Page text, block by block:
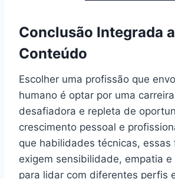
Conclusão Integrada
Conteúdo
Escolher uma profissão que
humano é optar por uma
desafiadora e repleta de
crescimento pessoal e
que habilidades técnicas, essas
exigem sensibilidade, empatia
para lidar com diferentes perfis